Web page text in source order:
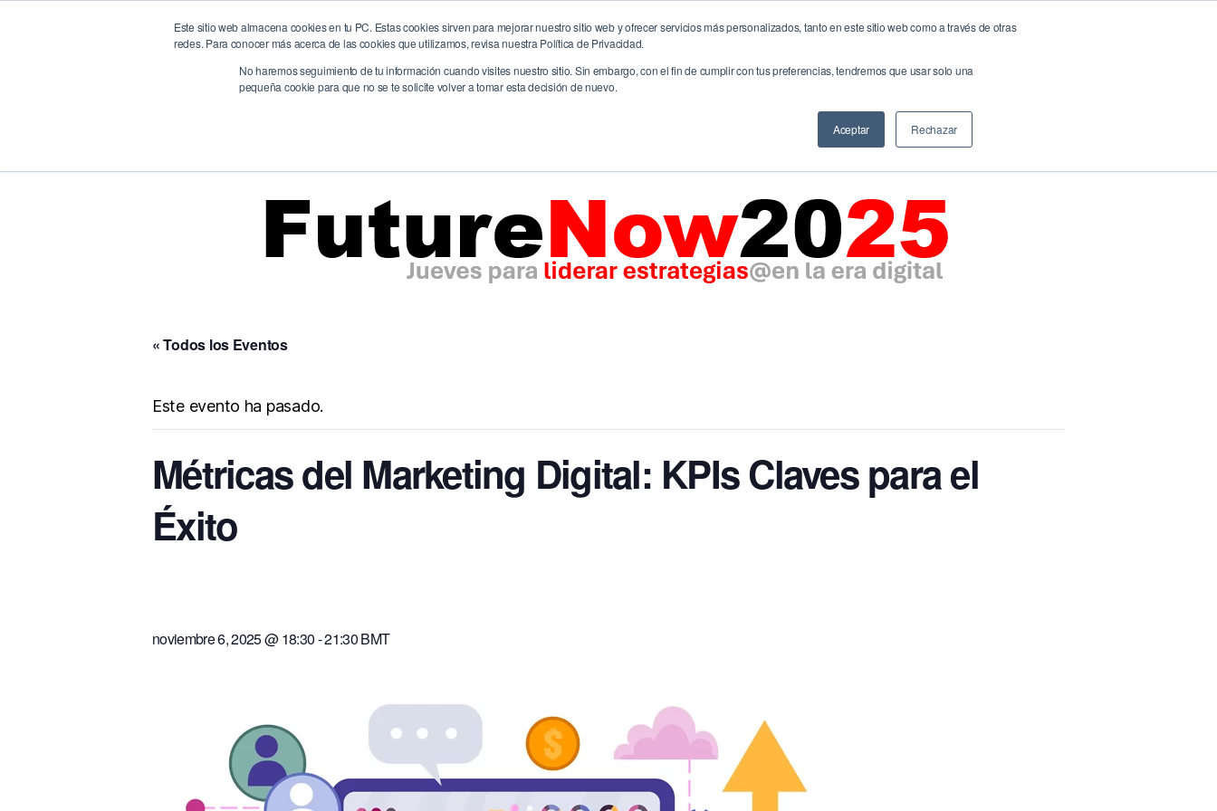
Este sitio web almacena cookies en tu PC. Estas cookies sirven para mejorar nuestro sitio web y ofrecer servicios más personalizados, tanto en este sitio web como a través de otras
redes. Para conocer más acerca de las cookies que utilizamos, revisa nuestra Política de Privacidad.
No haremos seguimiento de tu información cuando visites nuestro sitio. Sin embargo, con el fin de cumplir con tus preferencias, tendremos que usar solo una
pequeña cookie para que no se te solicite volver a tomar esta decisión de nuevo.
Aceptar Rechazar
Home La Agencia Servicios CreativitiX FutureNOW! NeuroBrand
Docs & Links
Blog
« Todos los Eventos
Este evento ha pasado.
Métricas del Marketing Digital: KPIs Claves para el
Éxito
noviembre 6, 2025 @ 18:30-21:30BMT